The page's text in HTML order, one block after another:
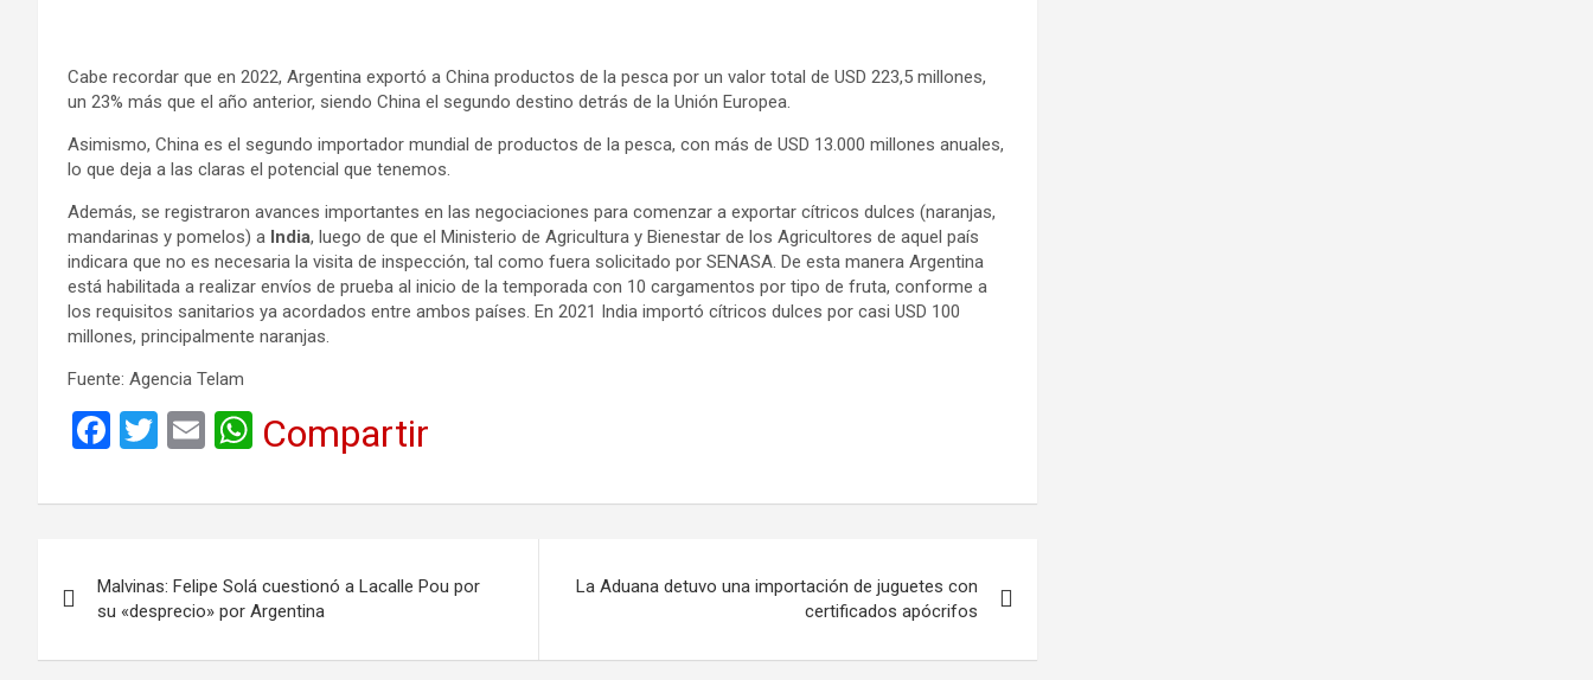
Cabe recordar que en 2022, Argentina exportó a China productos de la pesca por un valor total de USD 223,5 millones,
un 23% más que el año anterior, siendo China el segundo destino detrás de la Unión Europea.
Asimismo, China es el segundo importador mundial de productos de la pesca, con más de USD 13.000 millones anuales,
lo que deja a las claras el potencial que tenemos.
Además, se registraron avances importantes en las negociaciones para comenzar a exportar cítricos dulces (naranjas,
mandarinas y pomelos) a India, luego de que el Ministerio de Agricultura y Bienestar de los Agricultores de aquel país
indicara que no es necesaria la visita de inspección, tal como fuera solicitado por SENASA. De esta manera Argentina
está habilitada a realizar envíos de prueba al inicio de la temporada con 10 cargamentos por tipo de fruta, conforme a
los requisitos sanitarios ya acordados entre ambos países. En 2021 India importó cítricos dulces por casi USD 100
millones, principalmente naranjas.
Fuente: Agencia Telam
F
ce
o
o
k
T
tt
E
ail
W
at
A
p
p
Compartir
de
entradas
Malvinas: Felipe Solá cuestionó a Lacalle Pou por
su «desprecio» por Argentina
La Aduana detuvo una importación de juguetes con
certificados apócrifos